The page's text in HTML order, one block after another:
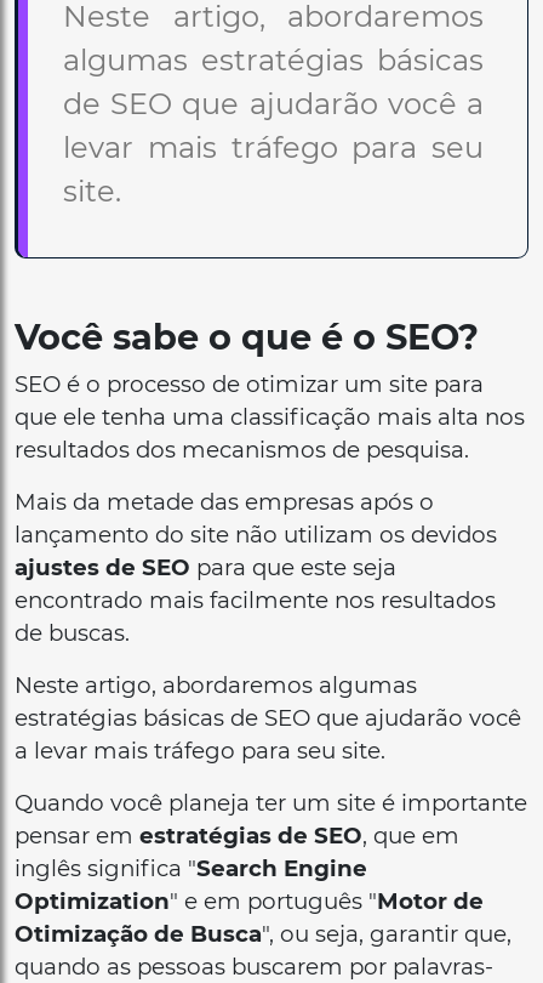
Neste artigo, abordaremos
algumas estratégias básicas
de SEO que ajudarão você a
levar mais tráfego para seu
site.
Você sabe o que é o SEO?
SEO é o processo de otimizar um site para
que ele tenha uma classificação mais alta nos
resultados dos mecanismos de pesquisa.
Mais da metade das empresas após o
lançamento do site não utilizam os devidos
ajustes de SEO para que este seja
encontrado mais facilmente nos resultados
de buscas.
Neste artigo, abordaremos algumas
estratégias básicas de SEO que ajudarão você
a levar mais tráfego para seu site.
Quando você planeja ter um site é importante
pensar em estratégias de SEO, que em
inglês significa "Search Engine
Optimization" e em português "Motor de
Otimização de Busca", ou seja, garantir que,
quando as pessoas buscarem por palavras-